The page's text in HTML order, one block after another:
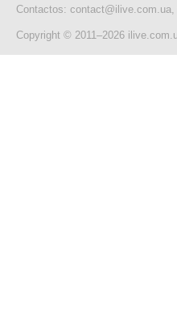
Contactos: contact@ilive.com.ua,
Copyright © 2011–2026